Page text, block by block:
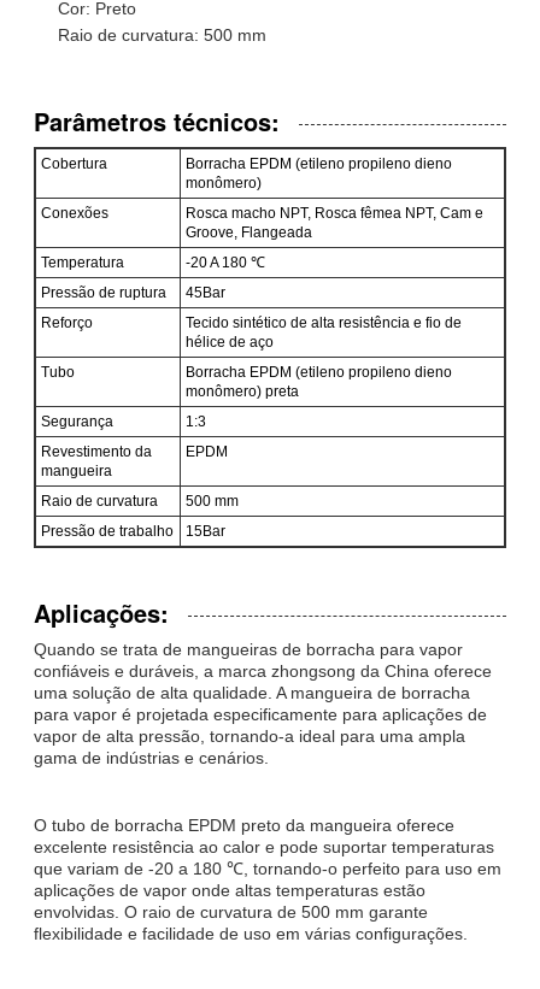
Cor: Preto
Raio de curvatura: 500 mm
Parâmetros técnicos:
Cobertura
Borracha EPDM (etileno propileno dieno
monômero)
Conexões
Rosca macho NPT, Rosca fêmea NPT, Cam e
Groove, Flangeada
Temperatura
-20 A 180 ℃
Pressão de ruptura
45Bar
Reforço
Tecido sintético de alta resistência e fio de
hélice de aço
Tubo
Borracha EPDM (etileno propileno dieno
monômero) preta
Segurança
1:3
Revestimento da
mangueira
EPDM
Raio de curvatura
500 mm
Pressão de trabalho
15Bar
Aplicações:
Quando se trata de mangueiras de borracha para vapor
confiáveis e duráveis, a marca zhongsong da China oferece
uma solução de alta qualidade. A mangueira de borracha
para vapor é projetada especificamente para aplicações de
vapor de alta pressão, tornando-a ideal para uma ampla
gama de indústrias e cenários.
O tubo de borracha EPDM preto da mangueira oferece
excelente resistência ao calor e pode suportar temperaturas
que variam de -20 a 180 ℃, tornando-o perfeito para uso em
aplicações de vapor onde altas temperaturas estão
envolvidas. O raio de curvatura de 500 mm garante
flexibilidade e facilidade de uso em várias configurações.